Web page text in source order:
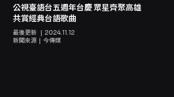
公視臺語台五週年台慶 眾星齊聚高雄
共賞經典台語歌曲
最後更新
2024.11.12
新聞來源
今傳媒